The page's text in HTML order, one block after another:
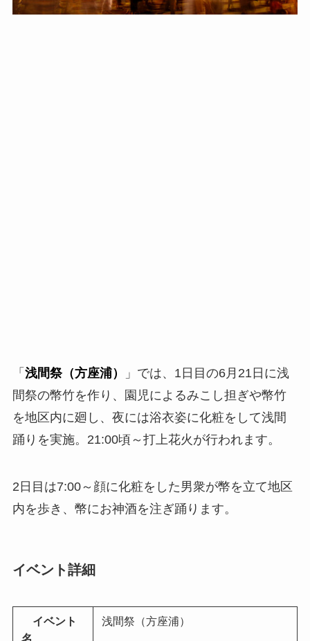
「 浅間祭（方座浦）
」では、1日目の6月21日に浅
間祭の幣竹を作り、園児によるみこし担ぎや幣竹
を地区内に廻し、夜には浴衣姿に化粧をして浅間
踊りを実施。21:00頃～打上花火が行われます。
2日目は7:00～顔に化粧をした男衆が幣を立て地区
内を歩き、幣にお神酒を注ぎ踊ります。
イベント詳細
イベント
名
浅間祭（方座浦）